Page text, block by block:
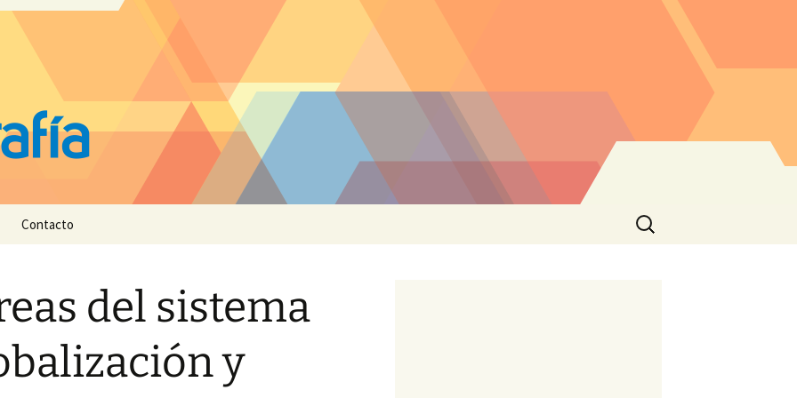
Contacto
Buscar:
del sistema
y